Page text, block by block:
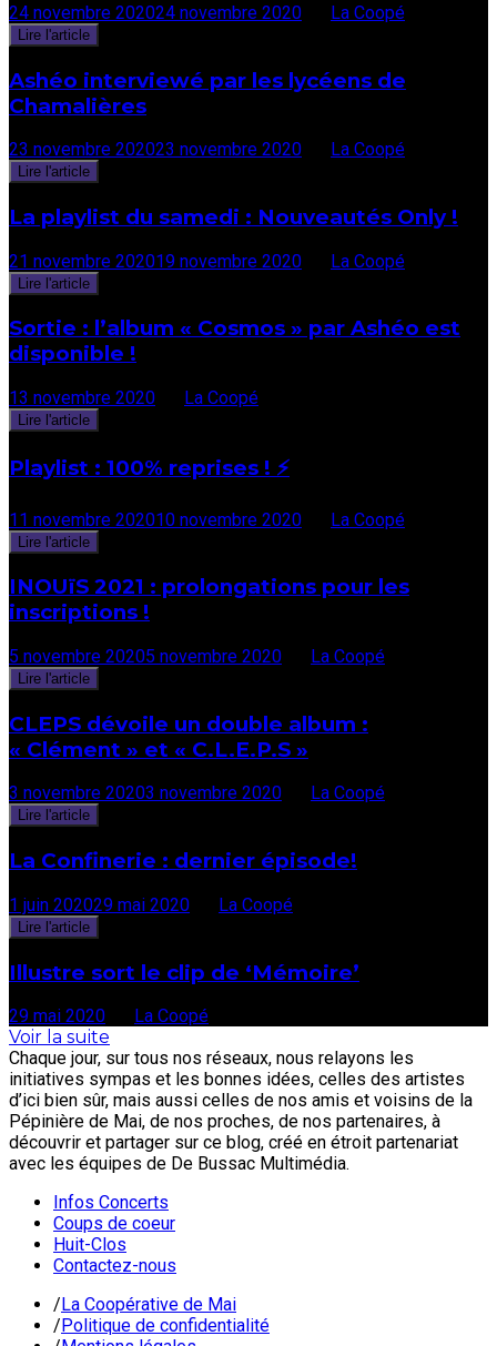
24 novembre 202024 novembre 2020 La Coopé
Lire l'article
Ashéo interviewé par les lycéens de
Chamalières
23 novembre 202023 novembre 2020 La Coopé
Lire l'article
La playlist du samedi : Nouveautés Only !
21 novembre 202019 novembre 2020 La Coopé
Lire l'article
Sortie : l’album « Cosmos » par Ashéo est
disponible !
13 novembre 2020 La Coopé
Lire l'article
Playlist : 100% reprises ! ⚡
11 novembre 202010 novembre 2020 La Coopé
Lire l'article
INOUïS 2021 : prolongations pour les
inscriptions !
5 novembre 20205 novembre 2020 La Coopé
Lire l'article
CLEPS dévoile un double album :
« Clément » et « C.L.E.P.S »
3 novembre 20203 novembre 2020 La Coopé
Lire l'article
La Confinerie : dernier épisode!
1 juin 202029 mai 2020 La Coopé
Lire l'article
Illustre sort le clip de ‘Mémoire’
29 mai 2020
La Coopé
Voir la suite
Chaque jour, sur tous nos réseaux, nous relayons les
initiatives sympas et les bonnes idées, celles des artistes
d’ici bien sûr, mais aussi celles de nos amis et voisins de la
Pépinière de Mai, de nos proches, de nos partenaires, à
découvrir et partager sur ce blog, créé en étroit partenariat
avec les équipes de De Bussac Multimédia.
Infos Concerts
Coups de coeur
Huit-Clos
Contactez-nous
/ La Coopérative de Mai
/ Politique de confidentialité